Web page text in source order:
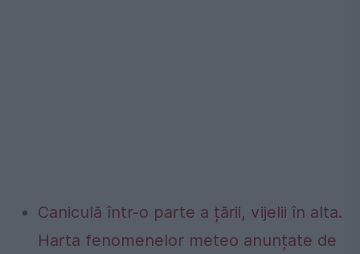
Caniculă într-o parte a țării, vijelii în alta.
Harta fenomenelor meteo anunțate de